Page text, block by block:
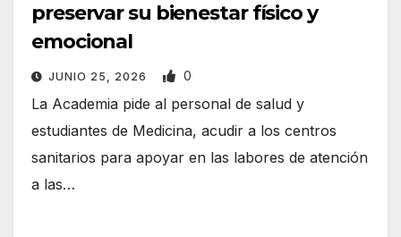
preservar su bienestar físico y
emocional
JUNIO 25, 2026 0
La Academia pide al personal de salud y
estudiantes de Medicina, acudir a los centros
sanitarios para apoyar en las labores de atención
a las…